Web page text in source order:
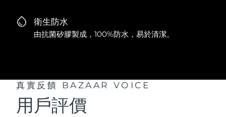
衛生防水
由抗菌矽膠製成，100%防水，易於清潔。
真實反饋 BAZAAR VOICE
用戶評價